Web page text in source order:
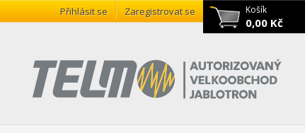
Košík
0,00 Kč
Přihlásit se Zaregistrovat se